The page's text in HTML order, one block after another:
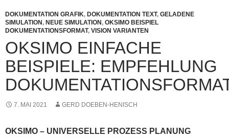
DOKUMENTATION GRAFIK, DOKUMENTATION TEXT, GELADENE
SIMULATION, NEUE SIMULATION, OKSIMO BEISPIEL
DOKUMENTATIONSFORMAT, VISION VARIANTEN
OKSIMO EINFACHE
BEISPIELE: EMPFEHLUNG
7. MAI 2021 GERD DOEBEN-HENISCH
OKSIMO – UNIVERSELLE PROZESS PLANUNG